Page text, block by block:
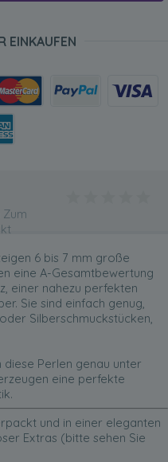
EINKAUFEN
6 bis 7 mm große
eine A-Gesamtbewertung
einer nahezu perfekten
Sie sind einfach genug,
Silberschmuckstücken,
Perlen genau unter
eine perfekte
und in einer eleganten
Extras (bitte sehen Sie